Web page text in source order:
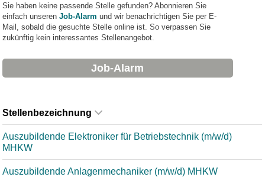
Sie haben keine passende Stelle gefunden? Abonnieren Sie
einfach unserenJob-Alarm und wir benachrichtigen Sie per E-
Mail, sobald die gesuchte Stelle online ist. So verpassen Sie
zukünftig kein interessantes Stellenangebot.
Job-Alarm
Stellenbezeichnung
Auszubildende Elektroniker für Betriebstechnik (m/w/d)
MHKW
Auszubildende Anlagenmechaniker (m/w/d) MHKW